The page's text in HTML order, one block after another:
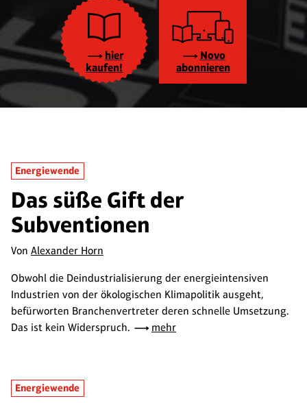
hier
kaufen!
Novo
abonnieren
Energiewende
Das süße Gift der
Subventionen
Von Alexander Horn
Obwohl die Deindustrialisierung der energieintensiven
Industrien von der ökologischen Klimapolitik ausgeht,
befürworten Branchenvertreter deren schnelle Umsetzung.
Das ist kein Widerspruch.
mehr
Energiewende